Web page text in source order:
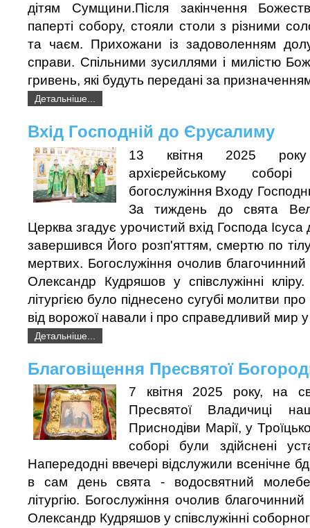
дітям Сумщини.Після закінчення
паперті собору, стояли столи з різними
та чаєм. Прихожани із задоволенням
справи. Спільними зусиллями і милістю
гривень, які будуть передані за
Детальніше...
Вхід Господній до Єрусалиму
13 квітня 2025
архієрейському
богослужіння Входу
За тиждень до свята
Церква згадує урочистий вхід Господа
завершився Його розп'яттям, смертю по
мертвих. Богослужіння очолив
Олександр Кудряшов у співслужінні
літургією було піднесено сугубі молитви
від ворожої навали і про справедливий мир у
Детальніше...
Благовіщення Пресвятої
7 квітня 2025 року, на
Пресвятої Владичиці
Приснодіви Марії, у
соборі були здійснені
Напередодні ввечері відслужили всенічне
в сам день свята - водосвятний
літургію. Богослужіння очолив
Олександр Кудряшов у співслужінні